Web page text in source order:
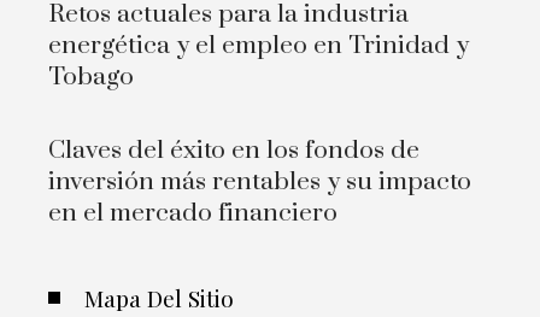
Retos actuales para la industria
energética y el empleo en Trinidad y
Tobago
Claves del éxito en los fondos de
inversión más rentables y su impacto
en el mercado financiero
Mapa Del Sitio